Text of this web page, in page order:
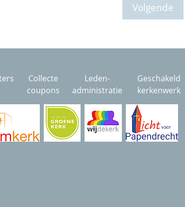
Volgende
Collecte
coupons
Leden-
administratie
Geschakeld
kerkenwerk